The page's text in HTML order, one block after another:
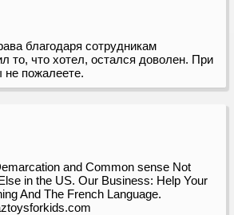
благодаря сотрудникам
то, что хотел, остался доволен. При
пожалеете.
and Common sense Not
in the US. Our Business: Help Your
And The French Language.